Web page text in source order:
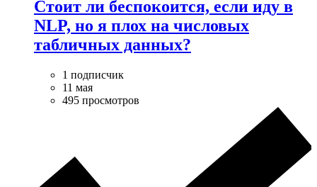
Стоит ли беспокоится, если иду в
NLP, но я плох на числовых
табличных данных?
1 подписчик
11 мая
495 просмотров